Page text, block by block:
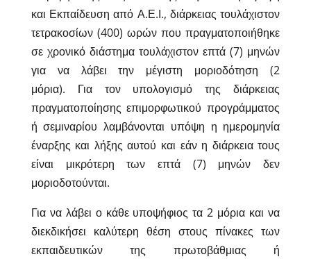
και Εκπαίδευση από Α.Ε.Ι., διάρκειας τουλάχιστον
τετρακοσίων (400) ωρών που πραγματοποιήθηκε
σε χρονικό διάστημα τουλάχιστον επτά (7) μηνών
για να λάβει την μέγιστη μοριοδότηση (2
μόρια). Για τον υπολογισμό της διάρκειας
πραγματοποίησης επιμορφωτικού προγράμματος
ή σεμιναρίου λαμβάνονται υπόψη η ημερομηνία
έναρξης και λήξης αυτού και εάν η διάρκεια τους
είναι μικρότερη των επτά (7) μηνών δεν
μοριοδοτούνται.
Για να λάβει ο κάθε υποψήφιος τα 2 μόρια και να
διεκδικήσει καλύτερη θέση στους πίνακες των
εκπαιδευτικών της πρωτοβάθμιας ή